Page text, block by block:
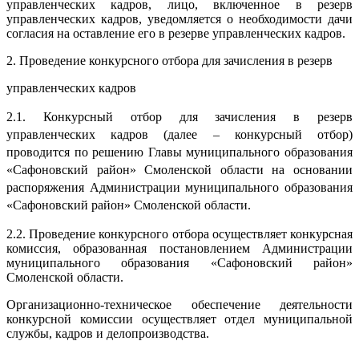
управленческих кадров, лицо, включенное в резерв
управленческих кадров, уведомляется о необходимости дачи
согласия на оставление его в резерве управленческих кадров.
2. Проведение конкурсного отбора для зачисления в резерв
управленческих кадров
2.1. Конкурсный отбор для зачисления в резерв
управленческих кадров (далее – конкурсный отбор)
проводится по решению Главы муниципального образования
«Сафоновский район» Смоленской области на основании
распоряжения Администрации муниципального образования
«Сафоновский район» Смоленской области.
2.2. Проведение конкурсного отбора осуществляет конкурсная
комиссия, образованная постановлением Администрации
муниципального образования «Сафоновский район»
Смоленской области.
Организационно-техническое обеспечение деятельности
конкурсной комиссии осуществляет отдел муниципальной
службы, кадров и делопроизводства.